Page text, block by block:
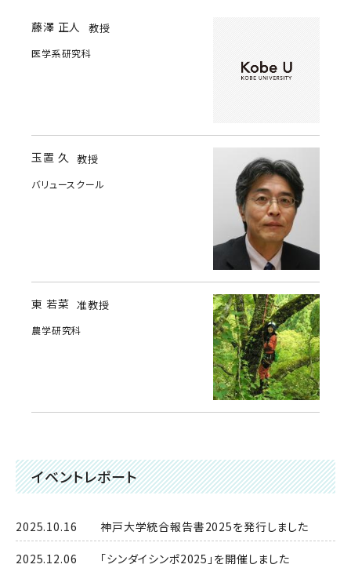
藤澤 正人 教授
医学系研究科
玉置 久 教授
バリュースクール
東 若菜 准教授
農学研究科
イベントレポート
2025.10.16 神戸大学統合報告書2025を発行しました
2025.12.06 「シンダイシンポ2025」を開催しました